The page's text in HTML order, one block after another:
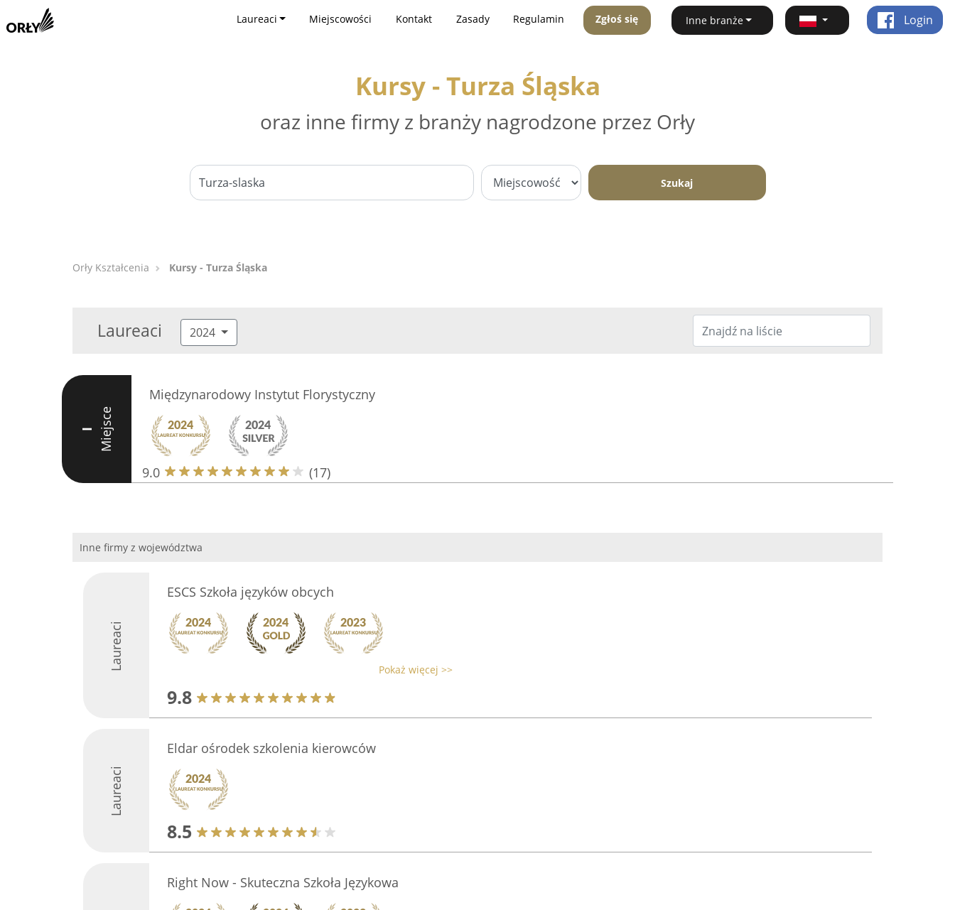
Laureaci Miejscowości Kontakt Zasady Regulamin Zgłoś się Inne branże Login
Kursy - Turza Śląska
oraz inne firmy z branży nagrodzone przez Orły
Szukaj
Orły Kształcenia Kursy - Turza Śląska
Laureaci 2024
I Miejsce
Międzynarodowy Instytut Florystyczny
9.0 (17)
Inne firmy z województwa
Laureaci
ESCS Szkoła języków obcych
Pokaż więcej >>
9.8
Laureaci
Eldar ośrodek szkolenia kierowców
8.5
Right Now - Skuteczna Szkoła Językowa